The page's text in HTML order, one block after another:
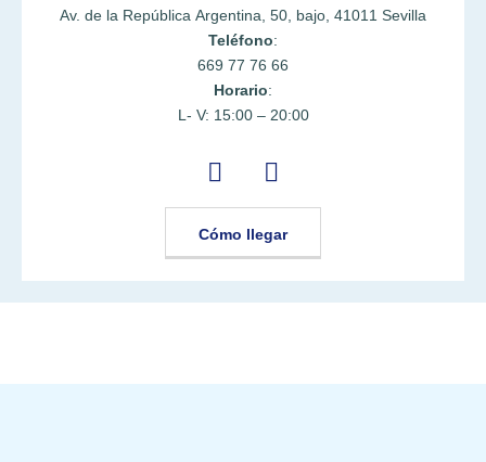
Av. de la República Argentina, 50, bajo, 41011 Sevilla
Teléfono:
669 77 76 66
Horario:
L- V: 15:00 – 20:00
Cómo llegar